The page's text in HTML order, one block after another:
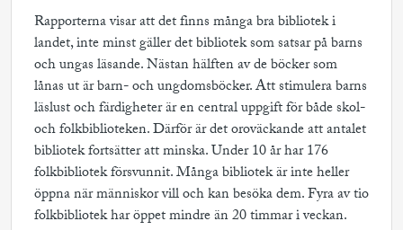
Rapporterna visar att det finns många bra bibliotek i
landet, inte minst gäller det bibliotek som satsar på barns
och ungas läsande. Nästan hälften av de böcker som
lånas ut är barn- och ungdomsböcker. Att stimulera barns
läslust och färdigheter är en central uppgift för både skol-
och folkbiblioteken. Därför är det oroväckande att antalet
bibliotek fortsätter att minska. Under 10 år har 176
folkbibliotek försvunnit. Många bibliotek är inte heller
öppna när människor vill och kan besöka dem. Fyra av tio
folkbibliotek har öppet mindre än 20 timmar i veckan.